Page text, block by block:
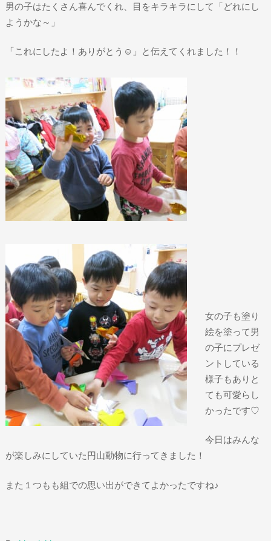
男の子はたくさん喜んでくれ、目をキラキラにして「どれにし
ようかな～」
「これにしたよ！ありがとう☺」と伝えてくれました！！
女の子も塗り
絵を塗って男
の子にプレゼ
ントしている
様子もありと
ても可愛らし
かったです♡
今日はみんな
が楽しみにしていた円山動物に行ってきました！
また１つもも組での思い出ができてよかったですね♪